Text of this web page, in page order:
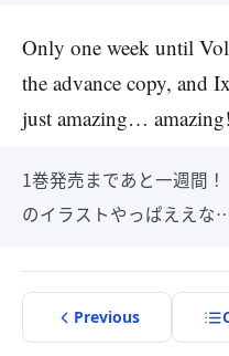
Only one week until
the advance copy, and
just amazing…
1巻発売まであと一週間
のイラストやっぱええな
Previous